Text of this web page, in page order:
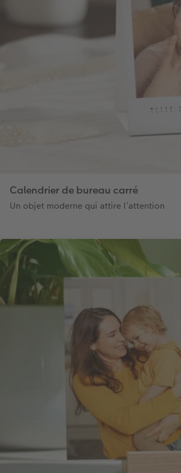
Calendrier de bureau carré
Un objet moderne qui attire l’attention